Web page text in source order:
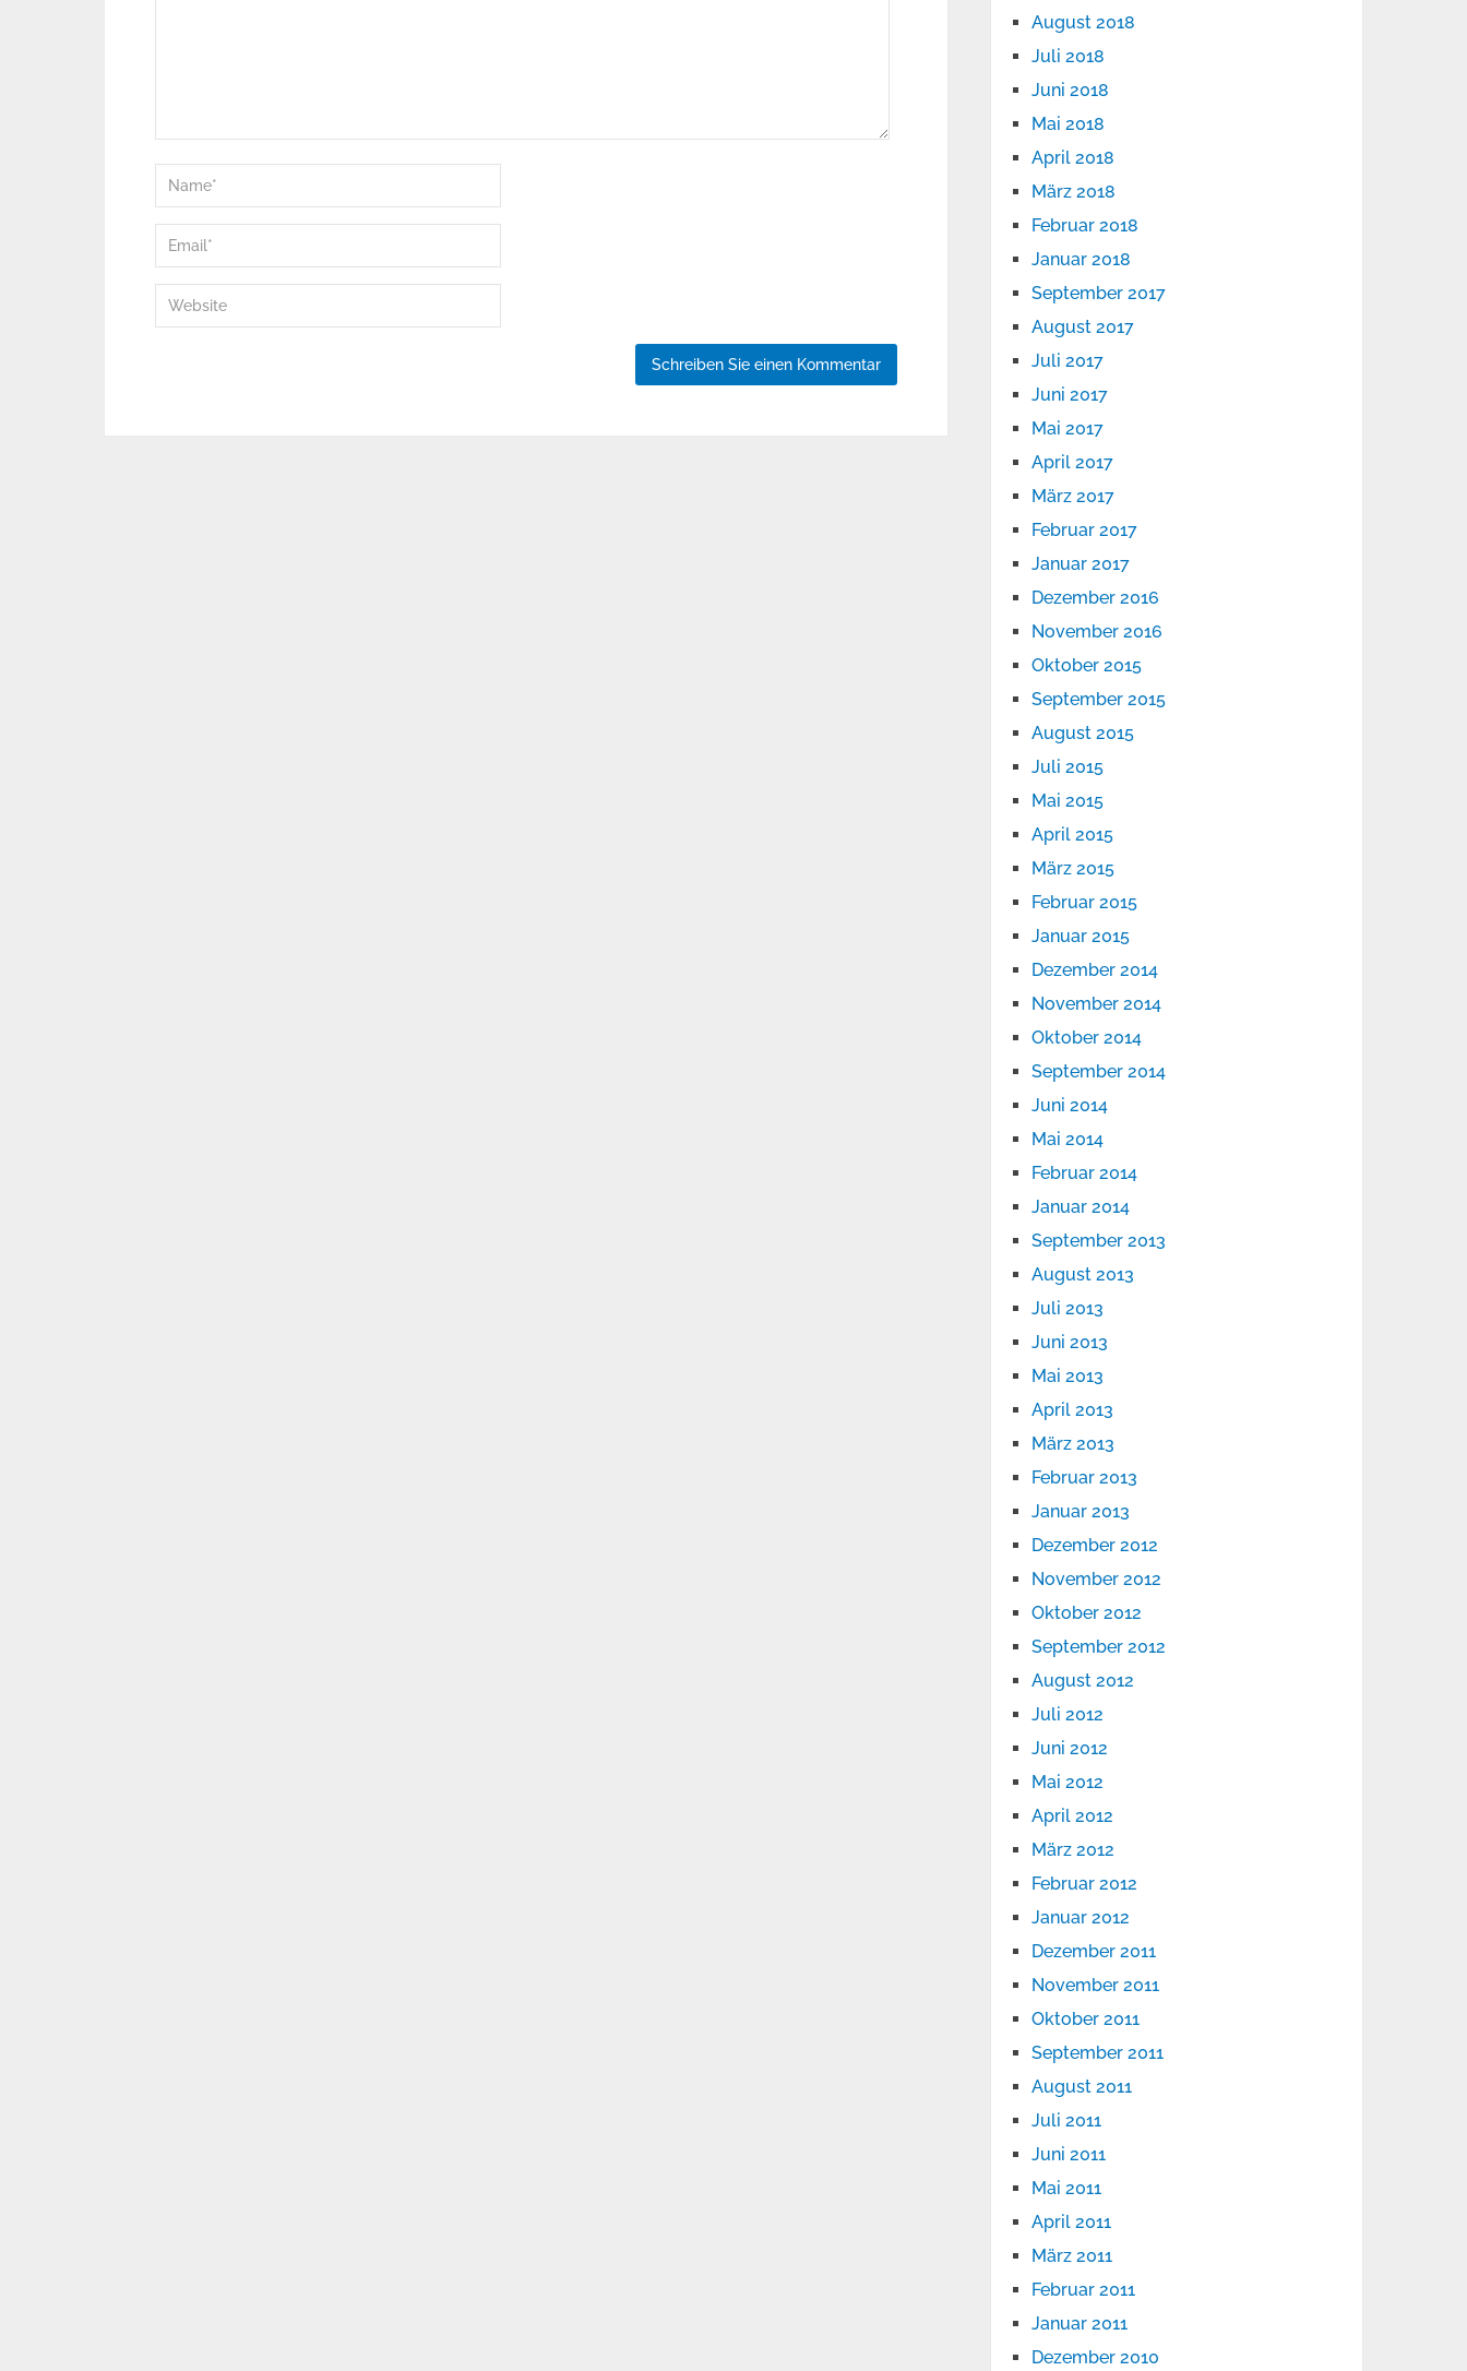
August 2018
Juli 2018
Juni 2018
Mai 2018
April 2018
März 2018
Februar 2018
Januar 2018
September 2017
August 2017
Juli 2017
Juni 2017
Mai 2017
April 2017
März 2017
Februar 2017
Januar 2017
Dezember 2016
November 2016
Oktober 2015
September 2015
August 2015
Juli 2015
Mai 2015
April 2015
März 2015
Februar 2015
Januar 2015
Dezember 2014
November 2014
Oktober 2014
September 2014
Juni 2014
Mai 2014
Februar 2014
Januar 2014
September 2013
August 2013
Juli 2013
Juni 2013
Mai 2013
April 2013
März 2013
Februar 2013
Januar 2013
Dezember 2012
November 2012
Oktober 2012
September 2012
August 2012
Juli 2012
Juni 2012
Mai 2012
April 2012
März 2012
Februar 2012
Januar 2012
Dezember 2011
November 2011
Oktober 2011
September 2011
August 2011
Juli 2011
Juni 2011
Mai 2011
April 2011
März 2011
Februar 2011
Januar 2011
Dezember 2010